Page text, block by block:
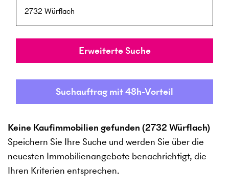
Umkreis
Erweiterte Suche
Suchauftrag mit 48h-Vorteil
Keine Kaufimmobilien gefunden (2732 Würflach)
Speichern Sie Ihre Suche und werden Sie über die
neuesten Immobilienangebote benachrichtigt, die
Ihren Kriterien entsprechen.